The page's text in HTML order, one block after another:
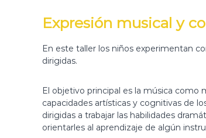
d
i
r
u
m
e
Expresión musical y
En este taller los niños experimentan
dirigidas.
El objetivo principal es la música como
capacidades artísticas y cognitivas de
dirigidas a trabajar las habilidades
orientarles al aprendizaje de algún